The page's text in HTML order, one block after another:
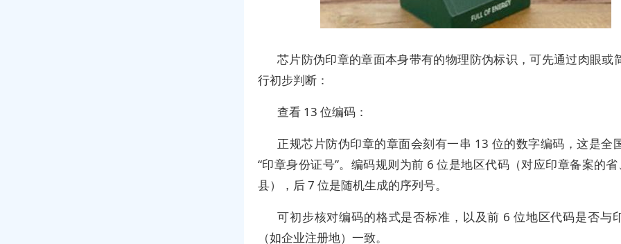
芯片防伪印章的章面本身带有的物理防伪标识，可先通过肉眼或
行初步判断：
查看 13 位编码：
正规芯片防伪印章的章面会刻有一串 13 位的数字编码，这是全
“印章身份证号”。编码规则为前 6 位是地区代码（对应印章备案的
县），后 7 位是随机生成的序列号。
可初步核对编码的格式是否标准，以及前 6 位地区代码是否与
（如企业注册地）一致。